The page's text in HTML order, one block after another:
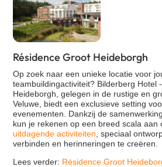
Résidence Groot Heideborgh
Op zoek naar een unieke locatie voor
teambuildingactiviteit? Bilderberg Hotel
Heideborgh, gelegen in de rustige en
Veluwe, biedt een exclusieve setting
evenementen. Dankzij de
kun je rekenen op een breed scala aan
uitdagende activiteiten , speciaal
verbinden en herinneringen te creëren.
Lees verder: Résidence Groot